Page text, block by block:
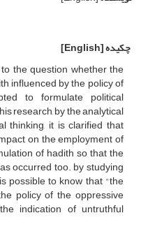
چکیده[English]
the question whether the
influenced by the policy of
to formulate political
research, by the analytical
thinking, it is clarified that
on the employment of
of hadith so that the
occurred too. by studying
possible to know that "the
policy of the oppressive
indication of untruthful